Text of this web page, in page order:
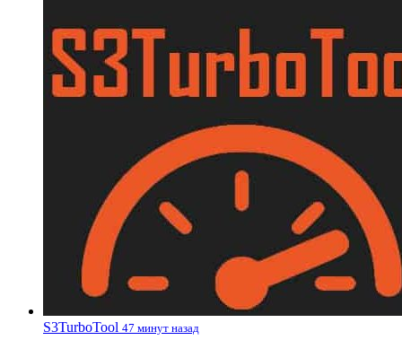
S3TurboTool 47 минут назад